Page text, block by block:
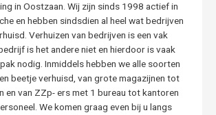
in Oostzaan. Wij zijn sinds 1998 actief in
en hebben sindsdien al heel wat bedrijven
Verhuizen van bedrijven is een vak
is het andere niet en hierdoor is vaak
nodig. Inmiddels hebben we alle soorten
beetje verhuisd, van grote magazijnen tot
en van ZZp- ers met 1 bureau tot kantoren
We komen graag even bij u langs